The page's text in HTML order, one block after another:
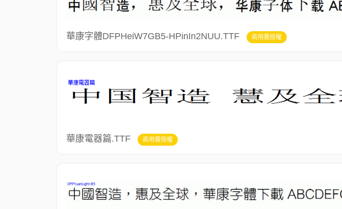
華康字體DFPHeiW7GB5-HPinIn2NUU.TTF 商用需授權
華康電器篇.TTF 商用需授權